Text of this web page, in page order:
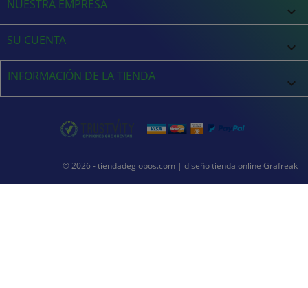
NUESTRA EMPRESA 
SU CUENTA 
INFORMACIÓN DE LA TIENDA keyboard_arrow_down
© 2026 - tiendadeglobos.com | diseño tienda online Grafreak